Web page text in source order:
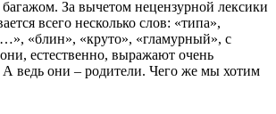
За вычетом нецензурной лексики
всего несколько слов: «типа»,
«блин», «круто», «гламурный», с
естественно, выражают очень
ведь они – родители. Чего же мы хотим